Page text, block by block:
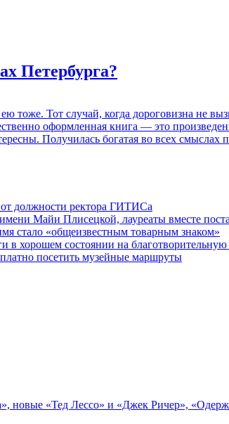
Петербурга?
тоже. Тот случай, когда дороговизна не
оформленная книга — это
Получилась богатая во всех смыслах
должности ректора ГИТИСа
Майи Плисецкой, лауреаты вместе
стало «общеизвестным товарным знаком»
хорошем состоянии на благотворительную
посетить музейные маршруты
новые «Тед Лессо» и «Джек Ричер»,